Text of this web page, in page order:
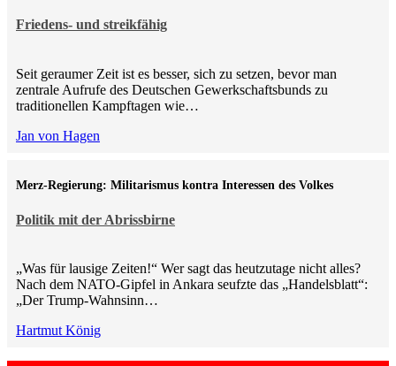
Friedens- und streikfähig
Seit geraumer Zeit ist es besser, sich zu setzen, bevor man
zentrale Aufrufe des Deutschen Gewerkschaftsbunds zu
traditionellen Kampftagen wie…
Jan von Hagen
Politik mit der Abrissbirne
Merz-Regierung: Militarismus kontra Inte­ressen des Volkes
„Was für lausige Zeiten!“ Wer sagt das heutzutage nicht alles?
Nach dem NATO-Gipfel in Ankara seufzte das „Handelsblatt“:
„Der Trump-Wahnsinn…
Hartmut König